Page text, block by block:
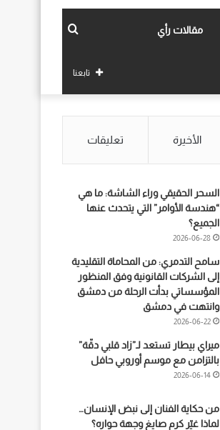
مقالات رأي بحث
تابعنا
الأخيرة تعليقات
السحر الحقيقي وراء الشاشة: ما هي
“هندسة الأوامر” التي يتحدث عنها
الجميع؟
2026-06-28
سامح التدمري: من المحاماة التقليدية
إلى الشركات القانونية وفق المنظور
المؤسساتي بدأت الرحلة من دمشق
وانتهت في دمشق
2026-06-22
ميراي بيطار تستعد لـ”زاد قلبي دقّة”
بالتزامن مع موسم أوروبي حافل
2026-06-14
من حكاية الفنان إلى نبض الإنسان…
لماذا غيّر كرم صايغ وجهة حواره؟